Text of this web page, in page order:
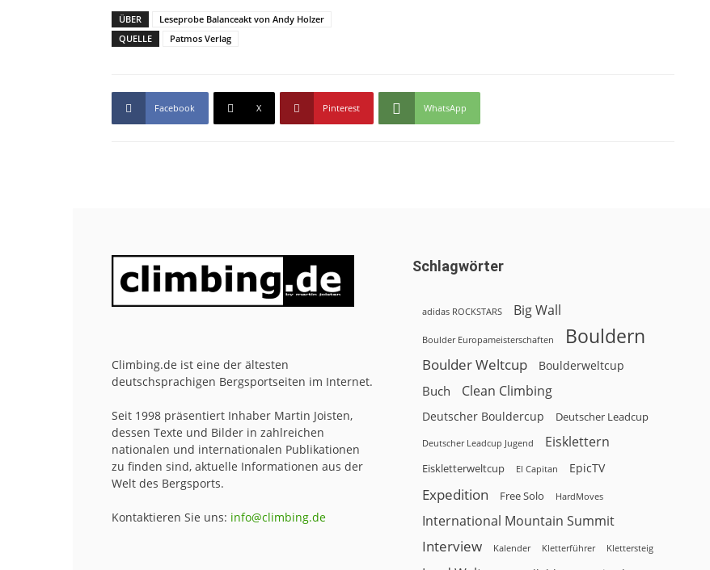
ÜBER
Leseprobe Balanceakt von Andy Holzer
QUELLE
Patmos Verlag
Facebook X Pinterest WhatsApp
Climbing.de ist eine der ältesten
deutschsprachigen Bergsportseiten im Internet.
Seit 1998 präsentiert Inhaber Martin Joisten,
dessen Texte und Bilder in zahlreichen
nationalen und internationalen Publikationen
zu finden sind, aktuelle Informationen aus der
Welt des Bergsports.
Kontaktieren Sie uns: info@climbing.de
Schlagwörter
adidas ROCKSTARS Big Wall
Boulder Europameisterschaften Bouldern
Boulder Weltcup Boulderweltcup
Buch Clean Climbing
Deutscher Bouldercup Deutscher Leadcup
Deutscher Leadcup Jugend Eisklettern
Eiskletterweltcup El Capitan EpicTV
Expedition Free Solo HardMoves
International Mountain Summit
Interview Kalender Kletterführer Klettersteig